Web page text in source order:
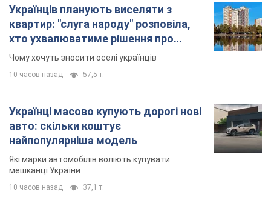
Українців планують виселяти з
квартир: "слуга народу" розповіла,
хто ухвалюватиме рішення про
знесення будинків
Чому хочуть зносити оселі українців
10 часов назад 57,5 т.
Українці масово купують дорогі нові
авто: скільки коштує
найпопулярніша модель
Які марки автомобілів воліють купувати
мешканці України
10 часов назад 37,1 т.